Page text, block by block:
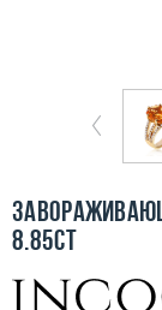
Бесплатная
О компании
Контакты
3D-тур по
8.85ct